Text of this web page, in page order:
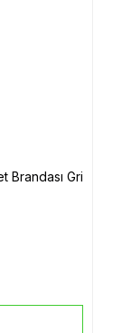
Brandası Gri